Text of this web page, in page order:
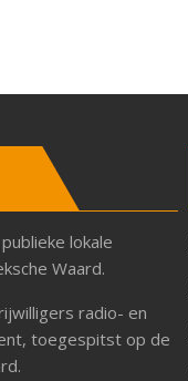
lokale
Waard.
radio- en
toegespitst op de